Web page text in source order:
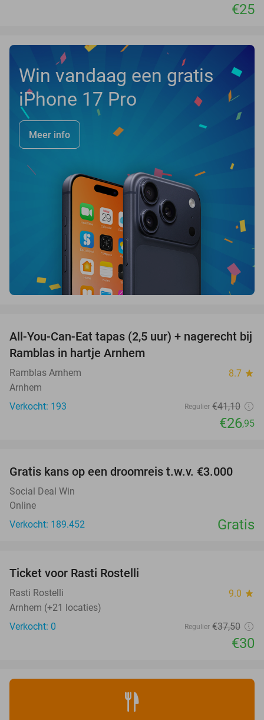
€25
Win vandaag een gratis
iPhone 17 Pro
Meer info
34%
All-You-Can-Eat tapas (2,5 uur) + nagerecht bij
Ramblas in hartje Arnhem
Ramblas Arnhem 8.7 star
Arnhem
Verkocht: 193
Regulier €41,10
€26,95
Gratis kans op een droomreis t.w.v. €3.000
Social Deal Win
Online
Verkocht: 189.452
Gratis
TODAY
Ticket voor Rasti Rostelli
Rasti Rostelli 9.0 star
Arnhem (+21 locaties)
Verkocht: 0
Regulier €37,50
€30